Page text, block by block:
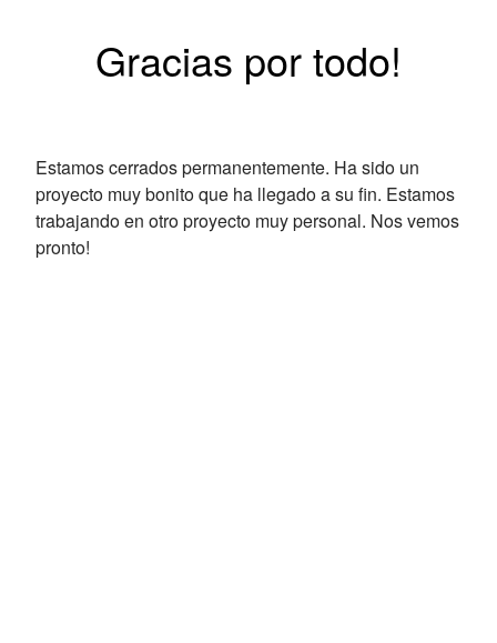
Gracias por todo!
Estamos cerrados permanentemente. Ha sido un
proyecto muy bonito que ha llegado a su fin. Estamos
trabajando en otro proyecto muy personal. Nos vemos
pronto!